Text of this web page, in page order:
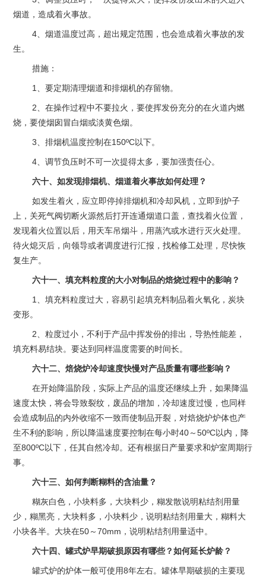
烟道，造成着火事故。
4、烟道温度过高，超出规定范围，也会造成着火事故的发
生。
措施：
1、要定期清理烟道和排烟机的存留物。
2、在操作过程中不要拉火，要使挥发份充分的在火道内燃
烧，要使烟囱冒白烟或淡黄色烟。
3、排烟机温度控制在150ºC以下。
4、调节负压时不可一次提得太多，要加强责任心。
六十、如发现排烟机、烟道着火事故如何处理？
如发生着火，应立即停掉排烟机和冷却风机，立即到炉子
上，关死气阀切断火源然后打开连通烟道口盖，查找着火位置，
发现着火位置以后，用天车吊烟斗，用蒸汽或水进行灭火处理。
待火熄灭后，向领导或者调度进行汇报，找检修工处理，尽快恢
复生产。
六十一、填充料粒度的大小对制品的焙烧过程中的影响？
1、填充料粒度过大，容易引起填充料制品着火氧化，炭块
变形。
2、粒度过小，不利于产品中挥发份的排出，导热性能差，
填充料易结块。要达到同样温度需要的时间长。
六十二、焙烧炉冷却速度快慢对产品质量有哪些影响？
在开始降温阶段，实际上产品的温度还继续上升，如果降温
速度太快，将会导致裂纹，废品的增加，冷却速度过慢，也同样
会造成制品的内外收缩不一致而使制品开裂，对焙烧炉炉体也产
生不利的影响，所以降温速度要控制在每小时40～50ºC以内，降
至800ºC以下，任其自然冷却。还有根据日产量要求和炉室周期行
事。
六十三、如何判断糊料的含油量？
糊灰白色，小块料多，大块料少，糊发散说明粘结剂用量
少，糊黑亮，大块料多，小块料少，说明粘结剂用量大，糊料大
小块各半。大块在50～70mm，说明粘结剂用量适中。
六十四、罐式炉早期破损原因有哪些？如何延长炉龄？
罐式炉的炉体一般可使用8年左右。罐体早期破损的主要现